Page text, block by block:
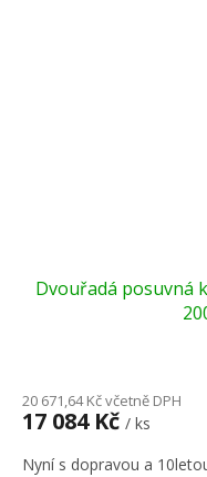
Dvouřadá posuvná
20 671,64 Kč včetně DPH
17 084 Kč / ks
Nyní s dopravou a